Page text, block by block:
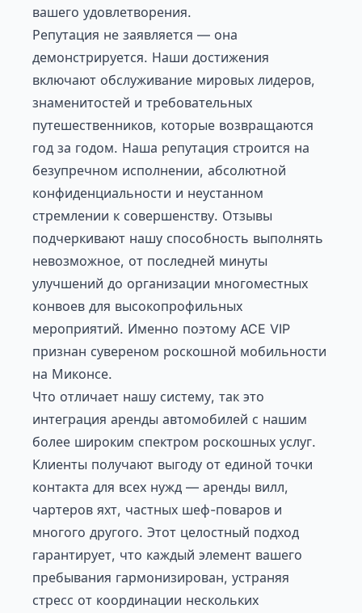
вашего удовлетворения.
Репутация не заявляется — она
демонстрируется. Наши достижения
включают обслуживание мировых лидеров,
знаменитостей и требовательных
путешественников, которые возвращаются
год за годом. Наша репутация строится на
безупречном исполнении, абсолютной
конфиденциальности и неустанном
стремлении к совершенству. Отзывы
подчеркивают нашу способность выполнять
невозможное, от последней минуты
улучшений до организации многоместных
конвоев для высокопрофильных
мероприятий. Именно поэтому ACE VIP
признан сувереном роскошной мобильности
на Миконсе.
Что отличает нашу систему, так это
интеграция аренды автомобилей с нашим
более широким спектром роскошных услуг.
Клиенты получают выгоду от единой точки
контакта для всех нужд — аренды вилл,
чартеров яхт, частных шеф-поваров и
многого другого. Этот целостный подход
гарантирует, что каждый элемент вашего
пребывания гармонизирован, устраняя
стресс от координации нескольких